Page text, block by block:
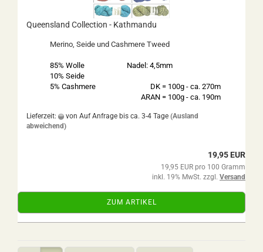
Queensland Collection - Kathmandu
Merino, Seide und Cashmere Tweed
85% Wolle
Nadel: 4,5mm
10% Seide
5% Cashmere
DK = 100g - ca. 270m
ARAN = 100g - ca. 190m
Lieferzeit: von Auf Anfrage bis ca. 3-4 Tage (Ausland
abweichend)
19,95 EUR
19,95 EUR pro 100 Gramm
inkl. 19% MwSt. zzgl. Versand
ZUM ARTIKEL